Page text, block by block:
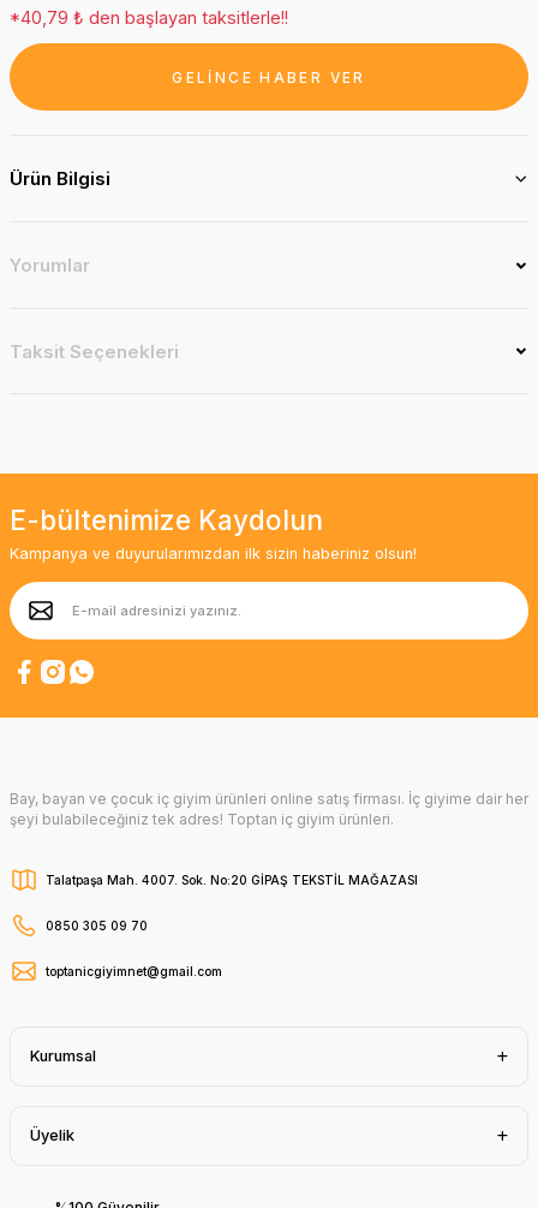
*40,79 ₺ den başlayan taksitlerle!!
GELİNCE HABER VER
Ürün Bilgisi
Yorumlar
Taksit Seçenekleri
E-bültenimize Kaydolun
Kampanya ve duyurularımızdan ilk sizin haberiniz olsun!
Bay, bayan ve çocuk iç giyim ürünleri online satış firması. İç giyime dair her
şeyi bulabileceğiniz tek adres! Toptan iç giyim ürünleri.
Talatpaşa Mah. 4007. Sok. No:20 GİPAŞ TEKSTİL MAĞAZASI
0850 305 09 70
toptanicgiyimnet@gmail.com
Kurumsal
Üyelik